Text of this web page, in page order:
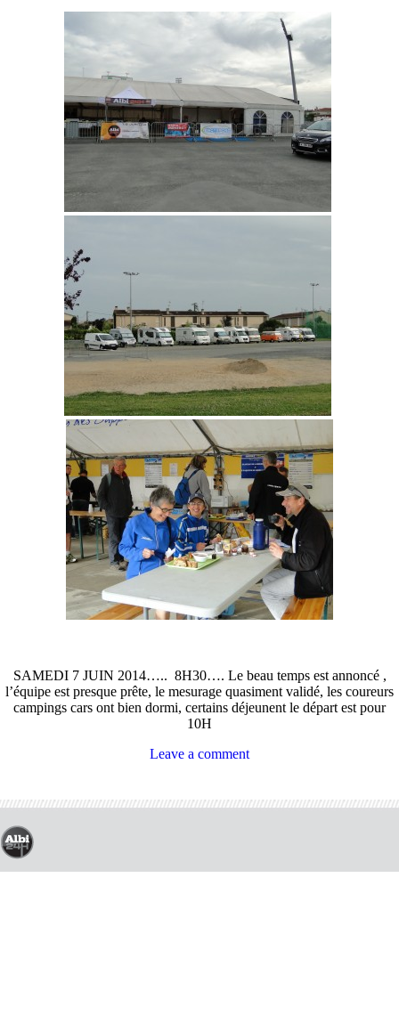
SAMEDI 7 JUIN 2014….. 8H30…. Le beau temps est annoncé ,
l’équipe est presque prête, le mesurage quasiment validé, les coureurs
campings cars ont bien dormi, certains déjeunent le départ est pour
10H
Leave a comment